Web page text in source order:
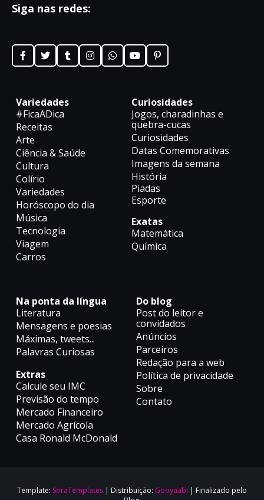
Siga nas redes:
Variedades
#FicaADica
Receitas
Arte
Ciência & Saúde
Cultura
Colírio
Variedades
Horóscopo do dia
Música
Tecnologia
Viagem
Carros
Curiosidades
Jogos, charadinhas e
quebra-cucas
Curiosidades
Datas Comemorativas
Imagens da semana
História
Piadas
Esporte
Exatas
Matemática
Química
Na ponta da língua
Literatura
Mensagens e poesias
Máximas, tweets...
Palavras Curiosas
Extras
Calcule seu IMC
Previsão do tempo
Mercado Financeiro
Mercado Agrícola
Casa Ronald McDonald
Do blog
Post do leitor e
convidados
Anúncios
Parceiros
Redação para a web
Política de privacidade
Sobre
Contato
Template: SoraTemplates | Distribuição: Gooyaabi | Finalizado pelo